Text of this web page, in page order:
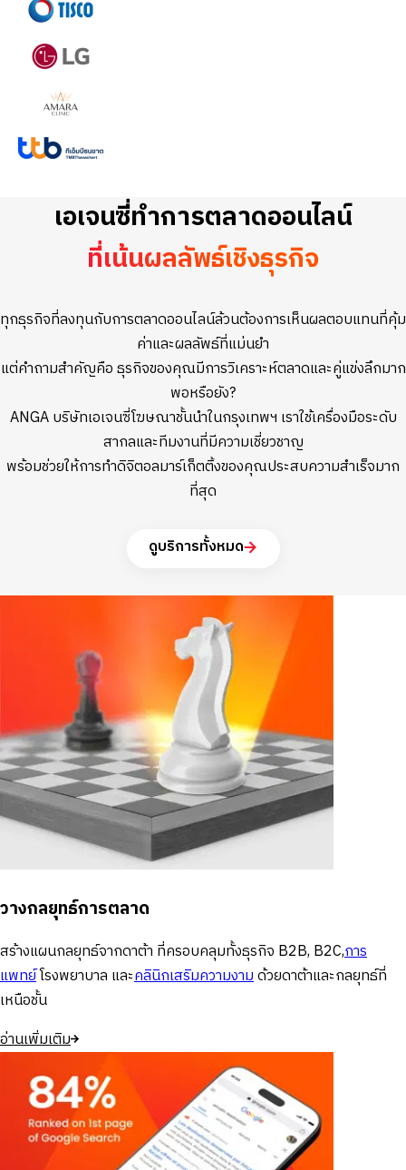
เอเจนซี่ทำการตลาดออนไลน์
ที่เน้นผลลัพธ์เชิงธุรกิจ
ทุกธุรกิจที่ลงทุนกับการตลาดออนไลน์ล้วนต้องการเห็นผลตอบแทนที่คุ้ม
ค่าและผลลัพธ์ที่แม่นยำ
แต่คำถามสำคัญคือ ธุรกิจของคุณมีการวิเคราะห์ตลาดและคู่แข่งลึกมาก
พอหรือยัง?
ANGA บริษัทเอเจนซี่โฆษณาชั้นนำในกรุงเทพฯ เราใช้เครื่องมือระดับ
สากลและทีมงานที่มีความเชี่ยวชาญ
พร้อมช่วยให้การทำดิจิตอลมาร์เก็ตติ้งของคุณประสบความสำเร็จมาก
ที่สุด
ดูบริการทั้งหมด
วางกลยุทธ์การตลาด
สร้างแผนกลยุทธ์จากดาต้า ที่ครอบคลุมทั้งธุรกิจ B2B, B2C,การ
แพทย์โรงพยาบาล และคลินิกเสริมความงามด้วยดาต้าและกลยุทธ์ที่
เหนือชั้น
อ่านเพิ่มเติม